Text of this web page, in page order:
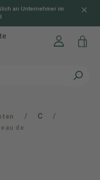
an Unternehmer im
/ C /
de